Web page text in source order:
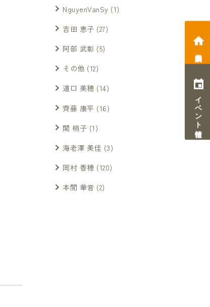
NguyenVanSy (1)
吉田 恵子 (27)
阿部 武彰 (5)
その他 (12)
道口 美穂 (14)
齊藤 康平 (16)
関 梢子 (1)
海老澤 美佳 (3)
岡村 香穂 (120)
本間 華音 (2)
イベント情報